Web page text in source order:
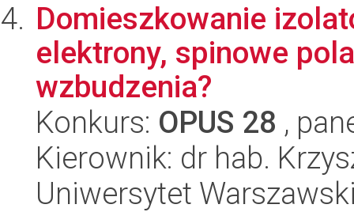
Domieszkowanie
elektrony, spinowe
wzbudzenia?
Konkurs: OPUS 28 ,
Kierownik: dr hab.
Uniwersytet